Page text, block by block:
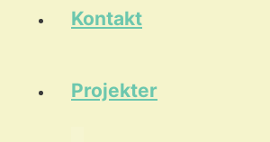
Kontakt
Projekter